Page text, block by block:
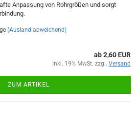
Anpassung von Rohrgrößen und sorgt
(Ausland abweichend)
ab 2,60 EUR
inkl. 19% MwSt. zzgl. Versand
ZUM ARTIKEL